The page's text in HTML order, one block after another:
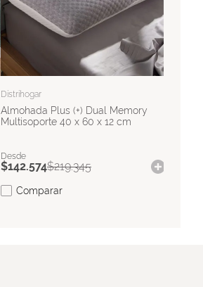
Distrihogar
Almohada Plus (+) Dual Memory
Multisoporte 40 x 60 x 12 cm
$142.574$219.345
Comparar